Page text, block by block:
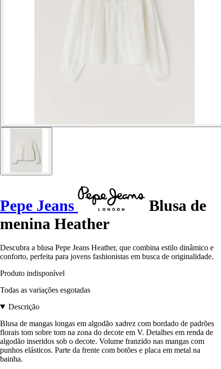
Pepe Jeans
Blusa de
menina Heather
Descubra a blusa Pepe Jeans Heather, que combina estilo dinâmico e
conforto, perfeita para jovens fashionistas em busca de originalidade.
Produto indisponível
Todas as variações esgotadas
Descrição
Blusa de mangas longas em algodão xadrez com bordado de padrões
florais tom sobre tom na zona do decote em V. Detalhes em renda de
algodão inseridos sob o decote. Volume franzido nas mangas com
punhos elásticos. Parte da frente com botões e placa em metal na
bainha.